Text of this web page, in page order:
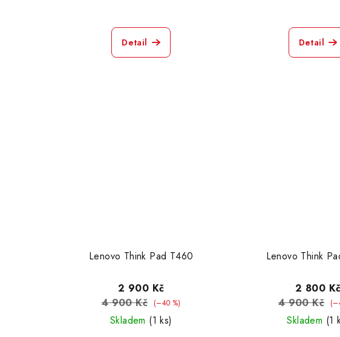
Detail Detail
Lenovo Think Pad T460
2 900 Kč
4 900 Kč
(–40 %)
Skladem (1 ks)
Lenovo Think
2 800 Kč
4 900 Kč
Skladem (1